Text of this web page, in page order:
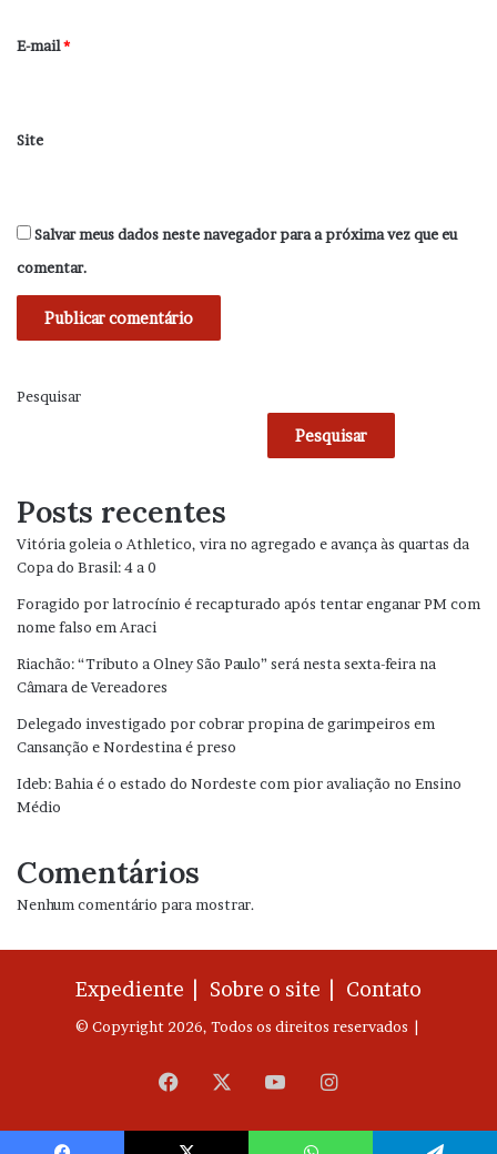
*
E-mail*
Site
Salvar meus dados neste navegador para a próxima vez que eu
comentar.
Pesquisar
Pesquisar
Posts recentes
Vitória goleia o Athletico, vira no agregado e avança às quartas da
Copa do Brasil: 4 a 0
Foragido por latrocínio é recapturado após tentar enganar PM com
nome falso em Araci
Riachão: “Tributo a Olney São Paulo” será nesta sexta-feira na
Câmara de Vereadores
Delegado investigado por cobrar propina de garimpeiros em
Cansanção e Nordestina é preso
Ideb: Bahia é o estado do Nordeste com pior avaliação no Ensino
Médio
Comentários
Nenhum comentário para mostrar.
Expediente | Sobre o site | Contato
© Copyright 2026, Todos os direitos reservados |
Facebook YouTubeInstagram